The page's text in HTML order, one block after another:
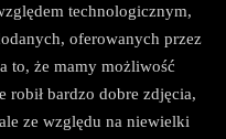
technologicznym,
oferowanych przez
to, że mamy możliwość
bardzo dobre zdjęcia,
ze względu na niewielki